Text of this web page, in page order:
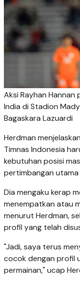
Aksi Rayhan Hannan
India di Stadion
Bagaskara Lazuardi
Herdman
Timnas Indonesia
kebutuhan posisi
pertimbangan utama
Dia mengaku kerap
menempatkan atau
menurut Herdman,
profil yang telah
"Jadi, saya terus
cocok dengan profil
permainan," ucap